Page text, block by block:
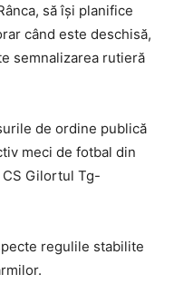
să își planifice
când este deschisă,
semnalizarea rutieră
de ordine publică
meci de fotbal din
Gilortul Tg-
regulile stabilite